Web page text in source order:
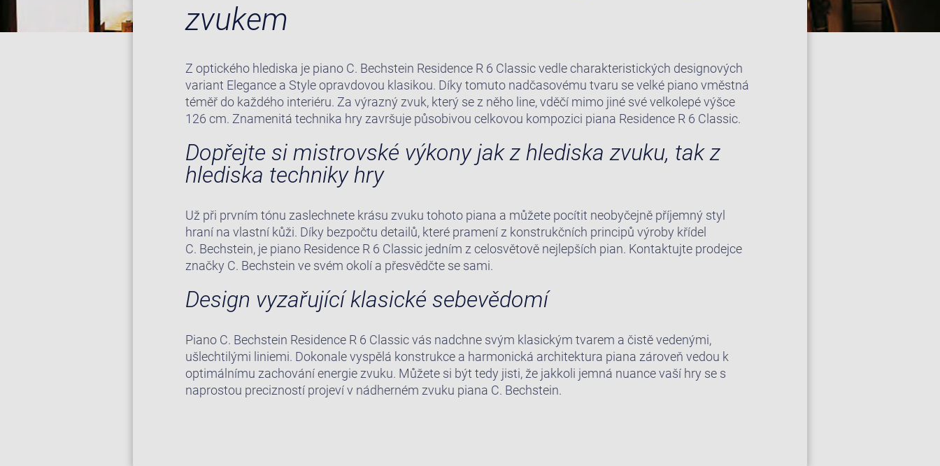
zvukem
Z optického hlediska je piano C. Bechstein Residence R 6 Classic vedle charakteristických designových
variant Elegance a Style opravdovou klasikou. Díky tomuto nadčasovému tvaru se velké piano vměstná
téměř do každého interiéru. Za výrazný zvuk, který se z něho line, vděčí mimo jiné své velkolepé výšce
126 cm. Znamenitá technika hry završuje působivou celkovou kompozici piana Residence R 6 Classic.
Dopřejte si mistrovské výkony jak z hlediska zvuku, tak z
hlediska techniky hry
Už při prvním tónu zaslechnete krásu zvuku tohoto piana a můžete pocítit neobyčejně příjemný styl
hraní na vlastní kůži. Díky bezpočtu detailů, které pramení z konstrukčních principů výroby křídel
C. Bechstein, je piano Residence R 6 Classic jedním z celosvětově nejlepších pian. Kontaktujte prodejce
značky C. Bechstein ve svém okolí a přesvědčte se sami.
Design vyzařující klasické sebevědomí
Piano C. Bechstein Residence R 6 Classic vás nadchne svým klasickým tvarem a čistě vedenými,
ušlechtilými liniemi. Dokonale vyspělá konstrukce a harmonická architektura piana zároveň vedou k
optimálnímu zachování energie zvuku. Můžete si být tedy jisti, že jakkoli jemná nuance vaší hry se s
naprostou precizností projeví v nádherném zvuku piana C. Bechstein.